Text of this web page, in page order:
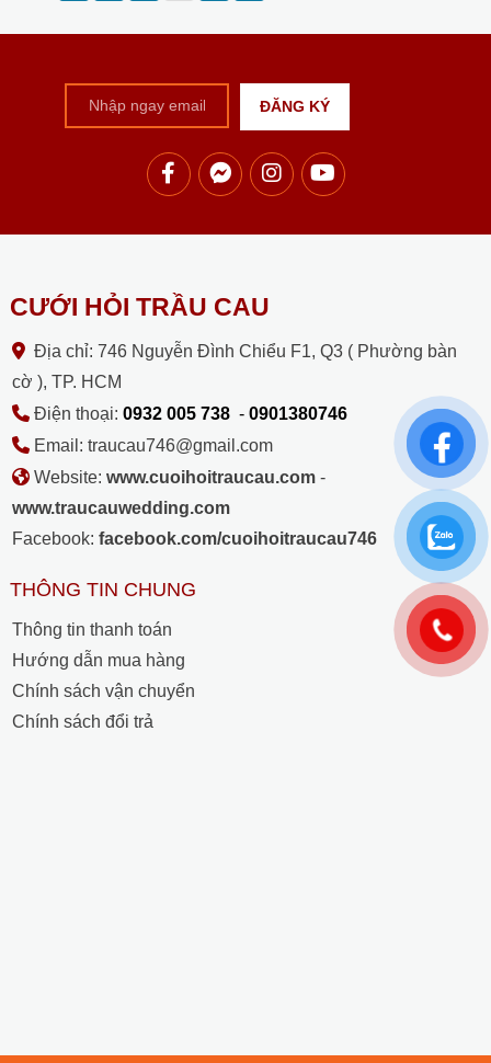
CƯỚI HỎI TRẦU CAU
Địa chỉ: 746 Nguyễn Đình Chiểu F1, Q3 ( Phường bàn
cờ ), TP. HCM
Điện thoại: 0932 005 738- 0901380746
Email: traucau746@gmail.com
Website: www.cuoihoitraucau.com -
www.traucauwedding.com
Facebook: facebook.com/cuoihoitraucau746
THÔNG TIN CHUNG
Thông tin thanh toán
Hướng dẫn mua hàng
Chính sách vận chuyển
Chính sách đổi trả